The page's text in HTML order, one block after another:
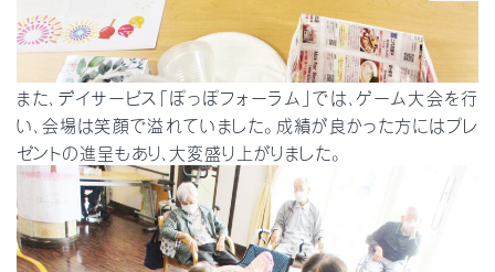
また、デイサービス「ぽっぽフォーラム」では、ゲーム大会を行
い、会場は笑顔で溢れていました。成績が良かった方にはプレ
ゼントの進呈もあり、大変盛り上がりました。